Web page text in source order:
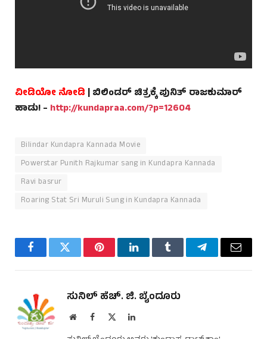
ವೀಡಿಯೋ ನೋಡಿ | ಬಿಲಿಂಡರ್ ಚಿತ್ರಕ್ಕೆ ಪುನಿತ್ ರಾಜಕುಮಾರ್
ಹಾಡು! – http://kundapraa.com/?p=12604
Bilindar Kundapra Kannada Movie
Powerstar Punith Rajkumar sang in Kundapra Kannada
Ravi basrur
Roaring Stat Sri Muruli Sung in Kundapra Kannada
FacebookTwitter PinterestLinkedInTumblr TelegramEmail
ಸುನಿಲ್ ಹೆಚ್. ಜಿ. ಬೈಂದೂರು
WebsiteFacebook LinkedIn